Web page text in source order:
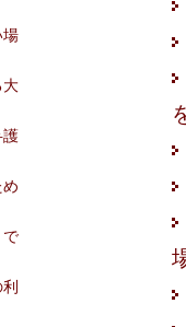
場
大
護
で